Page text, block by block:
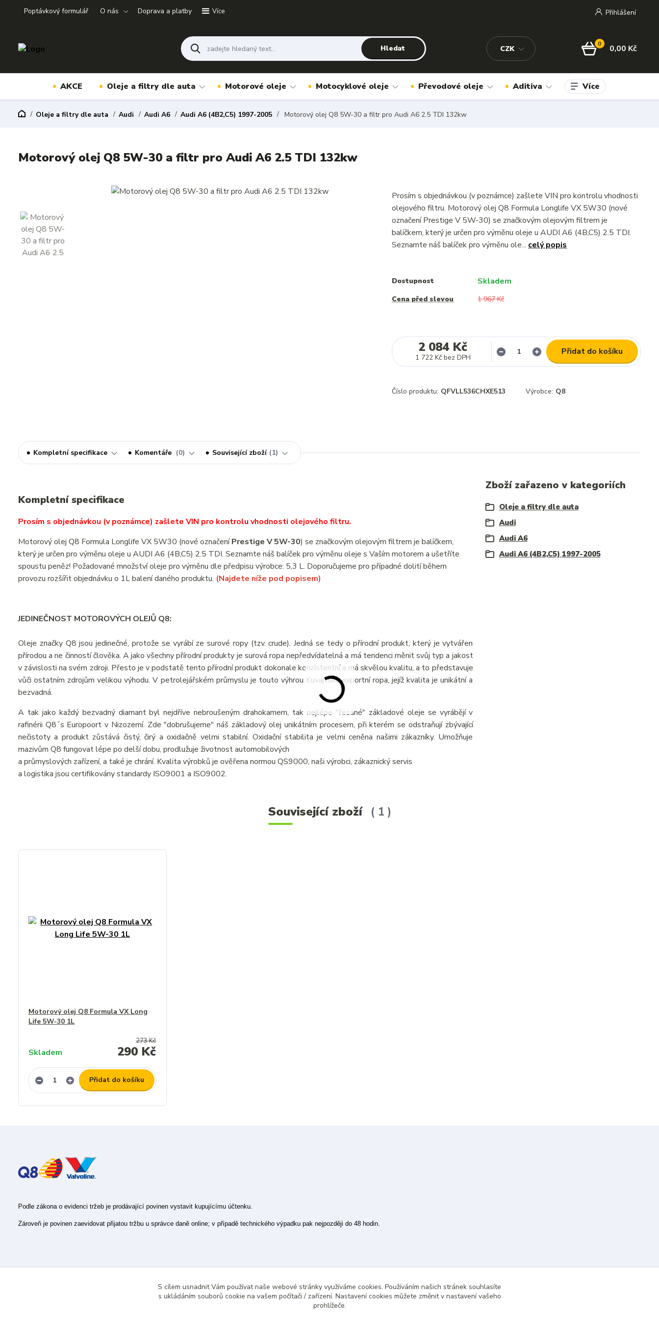
Poptávkový formulář O nás Doprava a platby Více
CZK
Přihlášení
Hledat 0 0,00 Kč
AKCE Oleje a filtry dle auta Motorové oleje Motocyklové oleje Převodové oleje Aditiva Více
Oleje a filtry dle auta Audi Audi A6 Audi A6 (4B2,C5) 1997-2005 Motorový olej Q8 5W-30 a filtr pro Audi A6 2.5 TDI 132kw
Motorový olej Q8 5W-30 a filtr pro Audi A6 2.5 TDI 132kw
Prosím s objednávkou (v poznámce) zašlete VIN pro kontrolu vhodnosti
olejového filtru. Motorový olej Q8 Formula Longlife VX 5W30 (nové
označení Prestige V 5W-30) se značkovým olejovým filtrem je
balíčkem, který je určen pro výměnu oleje u AUDI A6 (4B,C5) 2.5 TDI.
Seznamte náš balíček pro výměnu ole... celý popis
Dostupnost Skladem
Cena před slevou 1 967 Kč
2 084 Kč
1 722 Kč bez DPH
Přidat do košíku
Číslo produktu: QFVLL536CHXE513 Výrobce: Q8
Kompletní specifikace Komentáře 0 Související zboží 1
Kompletní specifikace
Prosím s objednávkou (v poznámce) zašlete VIN pro kontrolu vhodnosti olejového filtru.
Motorový olej Q8 Formula Longlife VX 5W30 (nové označeníPrestige V 5W-30) se značkovým olejovým filtrem je balíčkem,
který je určen pro výměnu oleje u AUDI A6 (4B,C5) 2.5 TDI. Seznamte náš balíček pro výměnu oleje s Vaším motorem a ušetříte
spoustu peněz! Požadované množství oleje pro výměnu dle předpisu výrobce: 5,3 L. Doporučujeme pro případné dolití během
provozu rozšířit objednávku o 1L balení daného produktu. (Najdete níže pod popisem)
JEDINEČNOST MOTOROVÝCH OLEJŮ Q8:
Oleje značky Q8 jsou jedinečné, protože se vyrábí ze surové ropy (tzv. crude). Jedná se tedy o přírodní produkt, který je vytvářen
přírodou a ne činností člověka. A jako všechny přírodní produkty je surová ropa nepředvídatelná a má tendenci měnit svůj typ a jakost
v závislosti na svém zdroji. Přesto je v podstatě tento přírodní produkt dokonale konzistentní a má skvělou kvalitu, a to představuje
vůči ostatním zdrojům velikou výhodu. V petrolejářském průmyslu je touto výhrou Kuvajtská exportní ropa, jejíž kvalita je unikátní a
bezvadná.
A tak jako každý bezvadný diamant byl nejdříve nebroušeným drahokamem, tak nejlépe "řezané" základové oleje se vyrábějí v
rafinérii Q8´s Europoort v Nizozemí. Zde "dobrušujeme" náš základový olej unikátním procesem, při kterém se odstraňují zbývající
nečistoty a produkt zůstává čistý, čirý a oxidačně velmi stabilní. Oxidační stabilita je velmi ceněna našimi zákazníky. Umožňuje
mazivům Q8 fungovat lépe po delší dobu, prodlužuje životnost automobilových
a průmyslových zařízení, a také je chrání. Kvalita výrobků je ověřena normou QS9000, naši výrobci, zákaznický servis
a logistika jsou certifikovány standardy ISO9001 a ISO9002.
Zboží zařazeno v kategoriích
Oleje a filtry dle auta
Audi
Audi A6
Audi A6 (4B2,C5) 1997-2005
Související zboží 1
Motorový olej Q8 Formula VX Long
Life 5W-30 1L
273 Kč
290 Kč
Skladem
Přidat do košíku
Podle zákona o evidenci tržeb je prodávající povinen vystavit kupujícímu účtenku.
Zároveň je povinen zaevidovat přijatou tržbu u správce daně online; v případě technického výpadku pak nejpozději do 48 hodin.
S cílem usnadnit Vám používat naše webové stránky využíváme cookies. Používáním našich stránek souhlasíte
s ukládáním souborů cookie na vašem počítači / zařízení. Nastavení cookies můžete změnit v nastavení vašeho
prohlížeče.